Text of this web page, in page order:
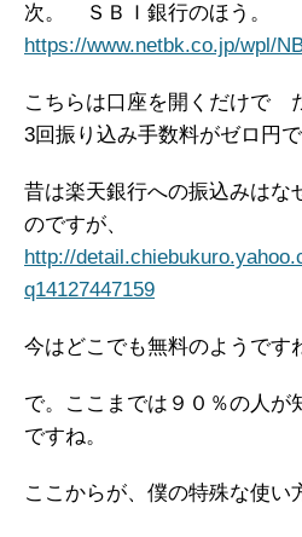
次。 ＳＢＩ銀行のほう。
https://www.netbk.co.jp/wpl/
こちらは口座を開くだけで
3回振り込み手数料がゼロ円で
昔は楽天銀行への振込みはな
のですが、
http://
q14127447159
今はどこでも無料のようです
で。ここまでは９０％の人が
ですね。
ここからが、僕の特殊な使い